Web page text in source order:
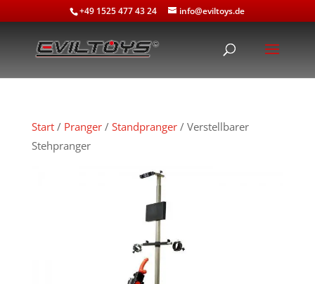
+49 1525 477 43 24 info@eviltoys.de
Start/ Pranger/ Standpranger/ Verstellbarer
Stehpranger